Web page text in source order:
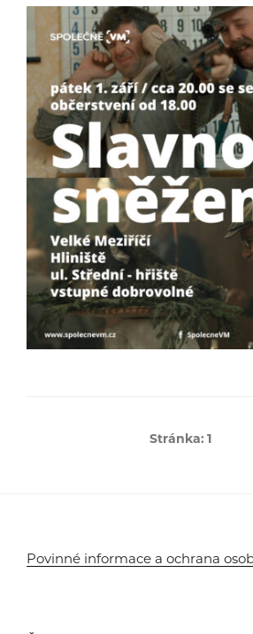
Stránka:1
Povinné informace a ochrana